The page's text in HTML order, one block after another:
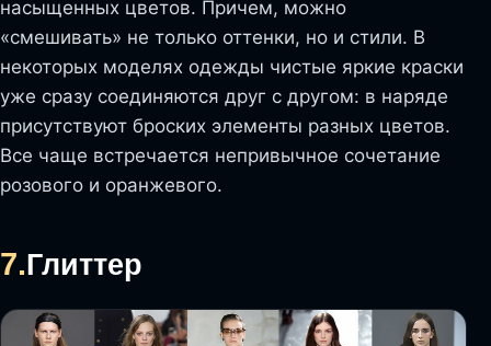
насыщенных цветов. Причем, можно
«смешивать» не только оттенки, но и стили. В
некоторых моделях одежды чистые яркие краски
уже сразу соединяются друг с другом: в наряде
присутствуют броских элементы разных цветов.
Все чаще встречается непривычное сочетание
розового и оранжевого.
7.Глиттер